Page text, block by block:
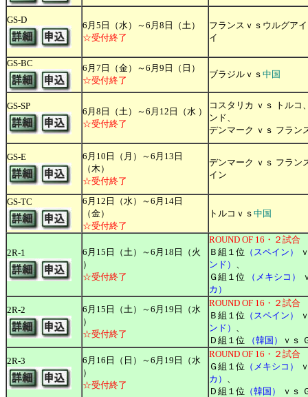
GS-D
6月5日（水）～6月8日（土）
☆受付終了
フランスｖｓウルグア
イ
GS-BC
6月7日（金）～6月9日（日）
☆受付終了
ブラジルｖｓ 中国
GS-SP
6月8日（土）～6月12日（水 ）
☆受付終了
コスタリカ ｖｓ トルコ
ンド、
デンマーク ｖｓ フラン
GS-E
6月10日（月）～6月13日
（木）
☆受付終了
デンマーク ｖｓ フラン
イン
GS-TC
6月12日（水）～6月14日
（金）
☆受付終了
トルコｖｓ 中国
2R-1
6月15日（土）～6月18日（火
）
☆受付終了
ROUND OF 16・２試合
Ｂ組１位 （スペイン）
ンド） 、
Ｇ組１位
（メキシコ）
カ）
2R-2
6月15日（土）～6月19日（水
）
☆受付終了
ROUND OF 16・２試合
Ｂ組１位 （スペイン）
ンド） 、
Ｄ組１位
（韓国）
ｖｓ
2R-3
6月16日（日）～6月19日（水
）
☆受付終了
ROUND OF 16・２試合
Ｇ組１位 （メキシコ）
カ） 、
Ｄ組１位 （韓国） ｖｓ